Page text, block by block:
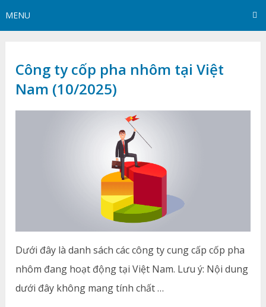
MENU
Công ty cốp pha nhôm tại Việt
Nam (10/2025)
Dưới đây là danh sách các công ty cung cấp cốp pha
nhôm đang hoạt động tại Việt Nam. Lưu ý: Nội dung
dưới đây không mang tính chất …